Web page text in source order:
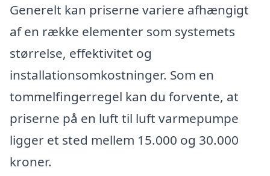
Generelt kan priserne variere afhængigt
af en række elementer som systemets
størrelse, effektivitet og
installationsomkostninger. Som en
tommelfingerregel kan du forvente, at
priserne på en luft til luft varmepumpe
ligger et sted mellem 15.000 og 30.000
kroner.